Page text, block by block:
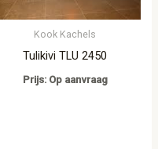
Kook Kachels
Tulikivi TLU 2450
Prijs: Op aanvraag